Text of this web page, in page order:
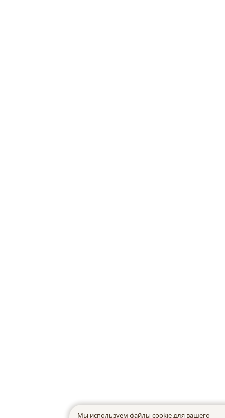
Мы используем файлы cookie для вашего